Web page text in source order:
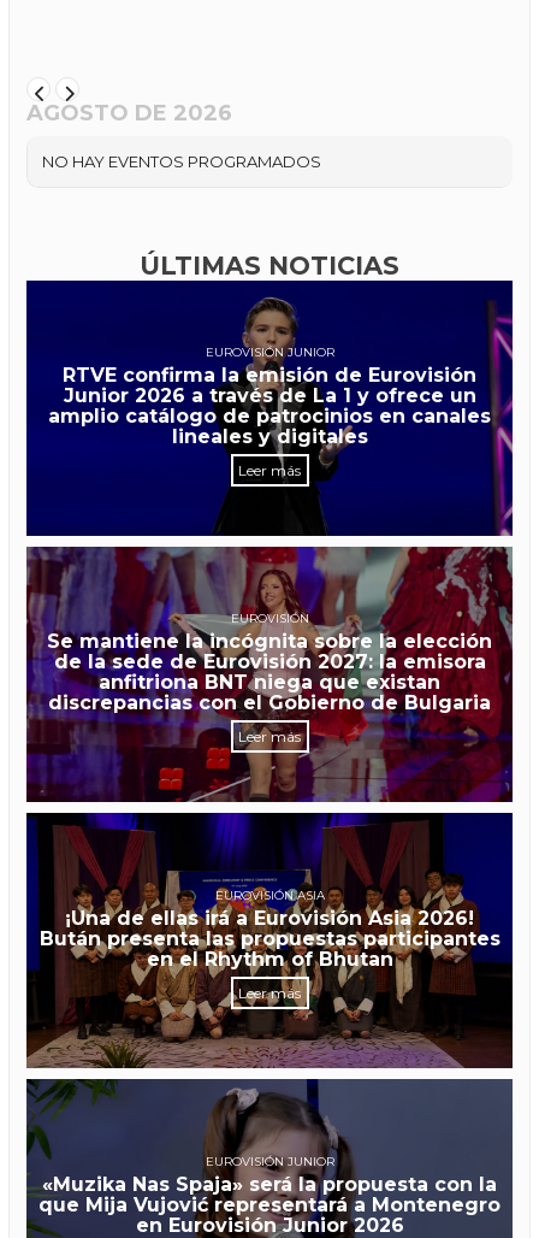
AGOSTO DE 2026
NO HAY EVENTOS PROGRAMADOS
ÚLTIMAS NOTICIAS
EUROVISIÓN JUNIOR
RTVE confirma la emisión de Eurovisión
Junior 2026 a través de La 1 y ofrece un
amplio catálogo de patrocinios en canales
lineales y digitales
Leer más
EUROVISIÓN
Se mantiene la incógnita sobre la elección
de la sede de Eurovisión 2027: la emisora
anfitriona BNT niega que existan
discrepancias con el Gobierno de Bulgaria
Leer más
EUROVISIÓN ASIA
¡Una de ellas irá a Eurovisión Asia 2026!
Bután presenta las propuestas participantes
en el Rhythm of Bhutan
Leer más
EUROVISIÓN JUNIOR
«Muzika Nas Spaja» será la propuesta con la
que Mija Vujović representará a Montenegro
en Eurovisión Junior 2026